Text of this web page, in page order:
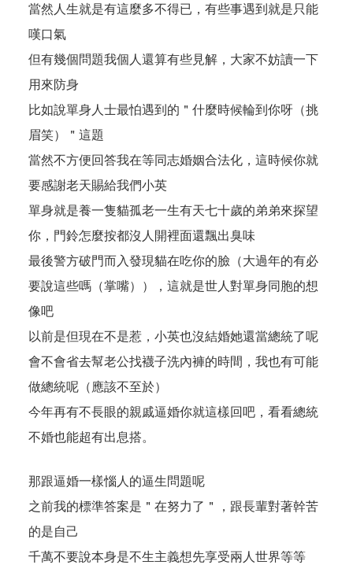
當然人生就是有這麼多不得已，有些事遇到就是只能
嘆口氣
但有幾個問題我個人還算有些見解，大家不妨讀一下
用來防身
比如說單身人士最怕遇到的＂什麼時候輪到你呀（挑
眉笑）＂這題
當然不方便回答我在等同志婚姻合法化，這時候你就
要感謝老天賜給我們小英
單身就是養一隻貓孤老一生有天七十歲的弟弟來探望
你，門鈴怎麼按都沒人開裡面還飄出臭味
最後警方破門而入發現貓在吃你的臉（大過年的有必
要說這些嗎（掌嘴）），這就是世人對單身同胞的想
像吧
以前是但現在不是惹，小英也沒結婚她還當總統了呢
會不會省去幫老公找襪子洗內褲的時間，我也有可能
做總統呢（應該不至於）
今年再有不長眼的親戚逼婚你就這樣回吧，看看總統
不婚也能超有出息搭。
那跟逼婚一樣惱人的逼生問題呢
之前我的標準答案是＂在努力了＂，跟長輩對著幹苦
的是自己
千萬不要說本身是不生主義想先享受兩人世界等等